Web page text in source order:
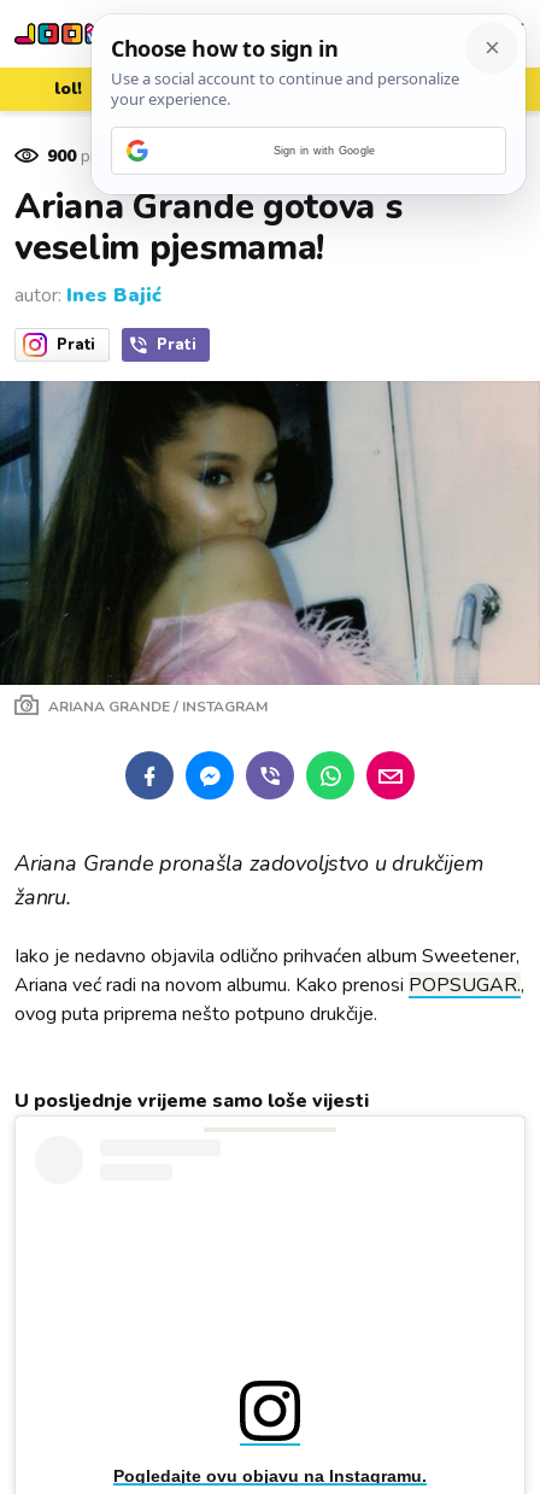
lol! aww vrh! woot?!
900pregleda
Ariana Grande gotova s
veselim pjesmama!
autor: Ines Bajić
Prati Prati
ARIANA GRANDE / INSTAGRAM
Ariana Grande pronašla zadovoljstvo u drukčijem
žanru.
Iako je nedavno objavila odlično prihvaćen album Sweetener,
Ariana već radi na novom albumu. Kako prenosi POPSUGAR.,
ovog puta priprema nešto potpuno drukčije.
U posljednje vrijeme samo loše vijesti
Pogledajte ovu objavu na Instagramu.
Sign in with Google